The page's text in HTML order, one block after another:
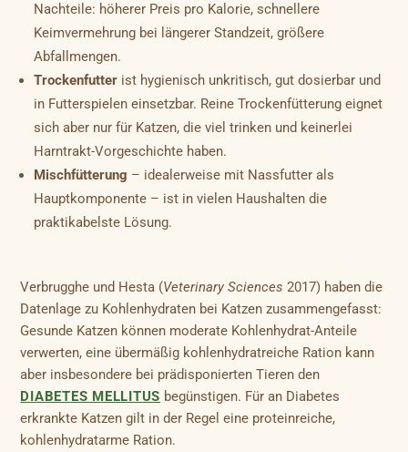
Nachteile: höherer Preis pro Kalorie, schnellere
Keimvermehrung bei längerer Standzeit, größere
Abfallmengen.
Trockenfutter ist hygienisch unkritisch, gut dosierbar und
in Futterspielen einsetzbar. Reine Trockenfütterung eignet
sich aber nur für Katzen, die viel trinken und keinerlei
Harntrakt-Vorgeschichte haben.
Mischfütterung – idealerweise mit Nassfutter als
Hauptkomponente – ist in vielen Haushalten die
praktikabelste Lösung.
Verbrugghe und Hesta (Veterinary Sciences 2017) haben die
Datenlage zu Kohlenhydraten bei Katzen zusammengefasst:
Gesunde Katzen können moderate Kohlenhydrat-Anteile
verwerten, eine übermäßig kohlenhydratreiche Ration kann
aber insbesondere bei prädisponierten Tieren den
DIABETES MELLITUS begünstigen. Für an Diabetes
erkrankte Katzen gilt in der Regel eine proteinreiche,
kohlenhydratarme Ration.